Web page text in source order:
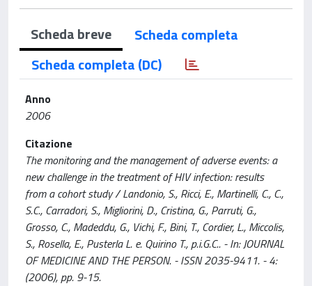
Scheda breve
Scheda completa
Scheda completa (DC)
Anno
2006
Citazione
The monitoring and the management of adverse events: a
new challenge in the treatment of HIV infection: results
from a cohort study / Landonio, S., Ricci, E., Martinelli, C., C.,
S.C., Carradori, S., Migliorini, D., Cristina, G., Parruti, G.,
Grosso, C., Madeddu, G., Vichi, F., Bini, T., Cordier, L., Miccolis,
S., Rosella, E., Pusterla L. e. Quirino T., p.i.G.C.. - In: JOURNAL
OF MEDICINE AND THE PERSON. - ISSN 2035-9411. - 4:
(2006), pp. 9-15.